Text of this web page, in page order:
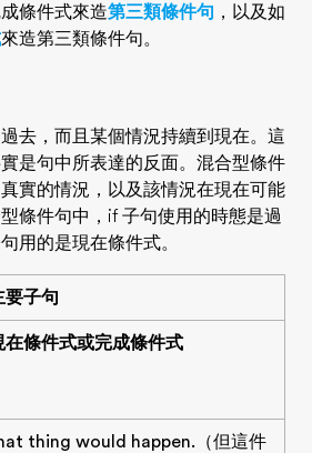
條件式來造第三類條件句 ，以及如
來造第三類條件句。
過去 ，而且某個情況持續到現在。這
是句中所表達的反面。混合型條件
實的情況，以及該情況在現在可能
條件句中，if 子句使用的時態是過
用的是現在條件式。
要子句
在條件式或完成條件式
thing would happen.（但這件